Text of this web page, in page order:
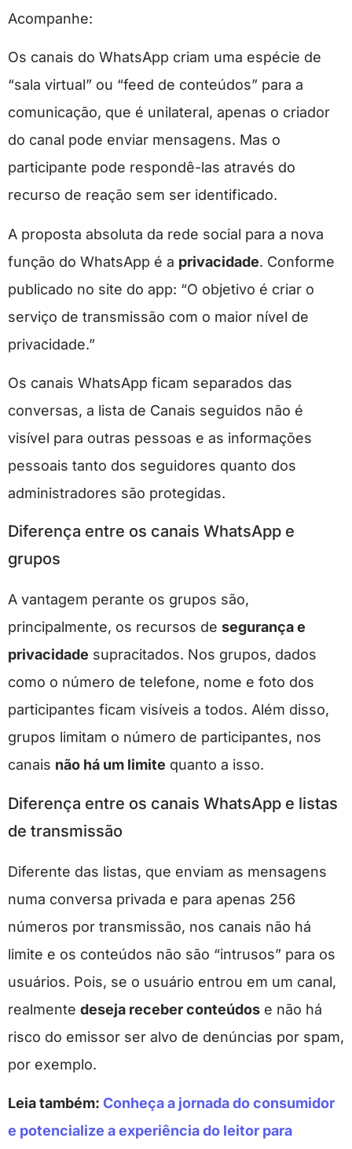
Acompanhe:
Os canais do WhatsApp criam uma espécie de
“sala virtual” ou “feed de conteúdos” para a
comunicação, que é unilateral, apenas o criador
do canal pode enviar mensagens. Mas o
participante pode respondê-las através do
recurso de reação sem ser identificado.
A proposta absoluta da rede social para a nova
função do WhatsApp é a privacidade. Conforme
publicado no site do app: “O objetivo é criar o
serviço de transmissão com o maior nível de
privacidade.”
Os canais WhatsApp ficam separados das
conversas, a lista de Canais seguidos não é
visível para outras pessoas e as informações
pessoais tanto dos seguidores quanto dos
administradores são protegidas.
Diferença entre os canais WhatsApp e
grupos
A vantagem perante os grupos são,
principalmente, os recursos de segurança e
privacidade supracitados. Nos grupos, dados
como o número de telefone, nome e foto dos
participantes ficam visíveis a todos. Além disso,
grupos limitam o número de participantes, nos
canais não há um limite quanto a isso.
Diferença entre os canais WhatsApp e listas
de transmissão
Diferente das listas, que enviam as mensagens
numa conversa privada e para apenas 256
números por transmissão, nos canais não há
limite e os conteúdos não são “intrusos” para os
usuários. Pois, se o usuário entrou em um canal,
realmente deseja receber conteúdos e não há
risco do emissor ser alvo de denúncias por spam,
por exemplo.
Leia também: Conheça a jornada do consumidor
e potencialize a experiência do leitor para